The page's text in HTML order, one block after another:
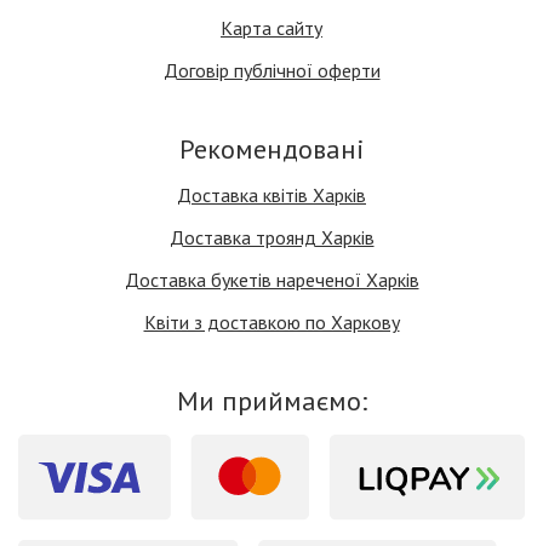
Карта сайту
Договір публічної оферти
Рекомендовані
Доставка квітів Харків
Доставка троянд Харків
Доставка букетів нареченої Харків
Квіти з доставкою по Харкову
Ми приймаємо: